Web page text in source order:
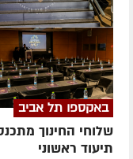
באקספו תל אביב
שלוחי החינוך
תיעוד ראשוני